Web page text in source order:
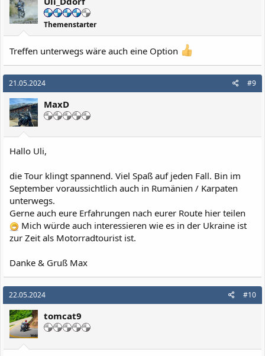
Themenstarter
Treffen unterwegs wäre auch eine Option
21.05.2024 #9
MaxD
Hallo Uli,
die Tour klingt spannend. Viel Spaß auf jeden Fall. Bin im
September voraussichtlich auch in Rumänien / Karpaten
unterwegs.
Gerne auch eure Erfahrungen nach eurer Route hier teilen
Mich würde auch interessieren wie es in der Ukraine ist
zur Zeit als Motorradtourist ist.
Danke & Gruß Max
22.05.2024 #10
tomcat9